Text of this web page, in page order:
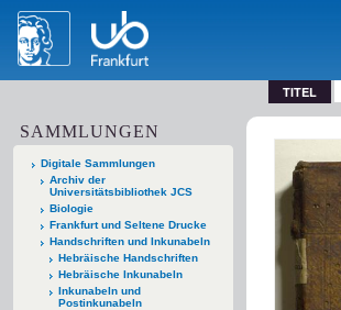
TITEL
SAMMLUNGEN
Digitale Sammlungen
Archiv der
Universitätsbibliothek JCS
Biologie
Frankfurt und Seltene Drucke
Handschriften und Inkunabeln
Hebräische Handschriften
Hebräische Inkunabeln
Inkunabeln und
Postinkunabeln